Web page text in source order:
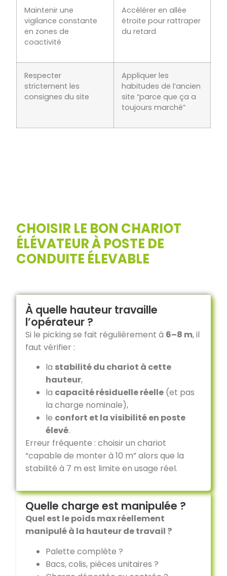
Maintenir une
vigilance constante
en zones de
coactivité
Accélérer en allée
étroite pour rattraper
du retard
Respecter
strictement les
consignes du site
Appliquer les
habitudes de l’ancien
site “parce que ça a
toujours marché”
CHOISIR LE BON CHARIOT
ÉLÉVATEUR À POSTE DE
CONDUITE ÉLEVABLE
À quelle hauteur travaille
l’opérateur ?
Si le picking se fait régulièrement à 6–8 m, il
faut vérifier :
la stabilité du chariot à cette
hauteur,
la capacité résiduelle réelle (et pas
la charge nominale),
le confort et la visibilité en poste
élevé.
Erreur fréquente : choisir un chariot
“capable de monter à 10 m” alors que la
stabilité à 7 m est limite en usage réel.
Quelle charge est manipulée ?
Quel est le poids max réellement
manipulé à la hauteur de travail ?
Palette complète ?
Bacs, colis, pièces unitaires ?